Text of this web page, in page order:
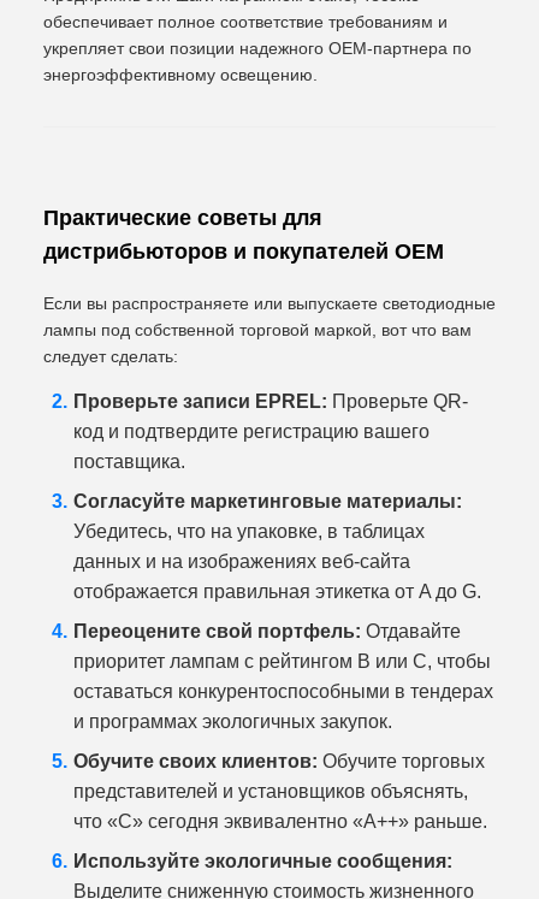
обеспечивает полное соответствие требованиям и
укрепляет свои позиции надежного OEM-партнера по
энергоэффективному освещению.
Практические советы для
дистрибьюторов и покупателей OEM
Если вы распространяете или выпускаете светодиодные
лампы под собственной торговой маркой, вот что вам
следует сделать:
Проверьте записи EPREL: Проверьте QR-
код и подтвердите регистрацию вашего
поставщика.
Согласуйте маркетинговые материалы:
Убедитесь, что на упаковке, в таблицах
данных и на изображениях веб-сайта
отображается правильная этикетка от A до G.
Переоцените свой портфель: Отдавайте
приоритет лампам с рейтингом B или C, чтобы
оставаться конкурентоспособными в тендерах
и программах экологичных закупок.
Обучите своих клиентов: Обучите торговых
представителей и установщиков объяснять,
что «C» сегодня эквивалентно «A++» раньше.
Используйте экологичные сообщения:
Выделите сниженную стоимость жизненного